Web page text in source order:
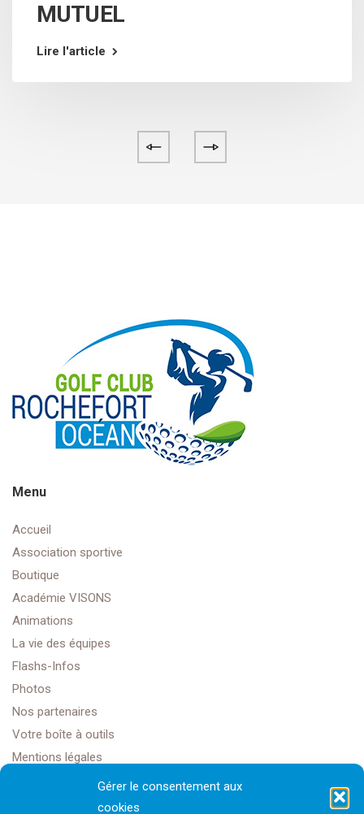
Gérer le consentement aux
cookies
MUTUEL
Lire l'article
Menu
Accueil
Association sportive
Boutique
Académie VISONS
Animations
La vie des équipes
Flashs-Infos
Photos
Nos partenaires
Votre boîte à outils
Mentions légales